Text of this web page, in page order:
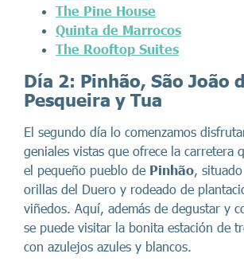
The Pine House
Quinta de Marrocos
The Rooftop Suites
Día 2: Pinhão, São João
Pesqueira y Tua
El segundo día lo comenzamos
geniales vistas que ofrece la carretera
el pequeño pueblo de Pinhão,
orillas del Duero y rodeado de
viñedos. Aquí, además de degustar y
se puede visitar la bonita estación de
con azulejos azules y blancos.